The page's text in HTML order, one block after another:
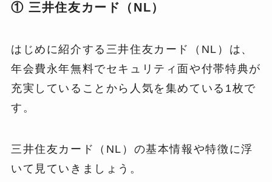
① 三井住友カード（NL）
はじめに紹介する三井住友カード（NL）は、
年会費永年無料でセキュリティ面や付帯特典が
充実していることから人気を集めている1枚で
す。
三井住友カード（NL）の基本情報や特徴に浮
いて見ていきましょう。